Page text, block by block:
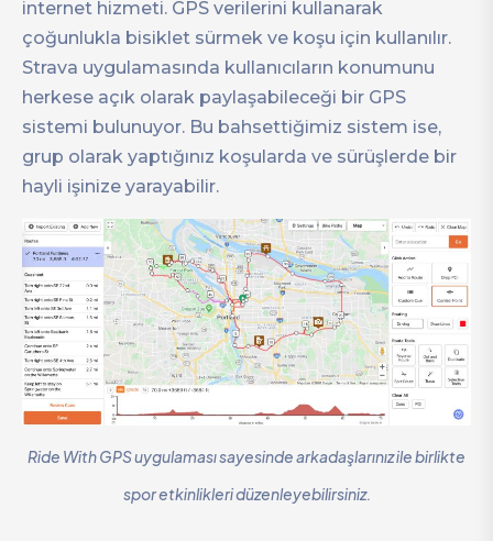
internet hizmeti. GPS verilerini kullanarak
çoğunlukla bisiklet sürmek ve koşu için kullanılır.
Strava uygulamasında kullanıcıların konumunu
herkese açık olarak paylaşabileceği bir GPS
sistemi bulunuyor. Bu bahsettiğimiz sistem ise,
grup olarak yaptığınız koşularda ve sürüşlerde bir
hayli işinize yarayabilir.
Ride With GPS uygulaması sayesinde arkadaşlarınız ile birlikte
spor etkinlikleri düzenleyebilirsiniz.